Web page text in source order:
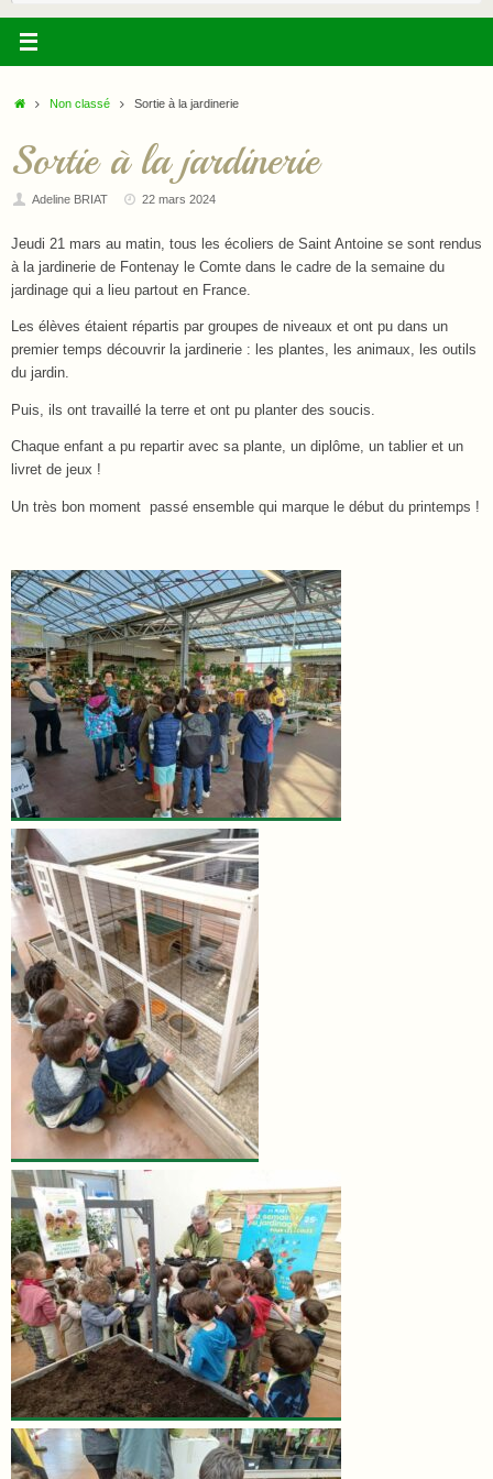
AccueilNon classé Sortie à la jardinerie
Sortie à la jardinerie
Adeline BRIAT 22 mars 2024
Jeudi 21 mars au matin, tous les écoliers de Saint Antoine se sont rendus
à la jardinerie de Fontenay le Comte dans le cadre de la semaine du
jardinage qui a lieu partout en France.
Les élèves étaient répartis par groupes de niveaux et ont pu dans un
premier temps découvrir la jardinerie : les plantes, les animaux, les outils
du jardin.
Puis, ils ont travaillé la terre et ont pu planter des soucis.
Chaque enfant a pu repartir avec sa plante, un diplôme, un tablier et un
livret de jeux !
Un très bon moment passé ensemble qui marque le début du printemps !